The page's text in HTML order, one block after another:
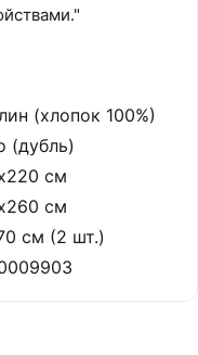
(хлопок 100%)
(дубль)
см
см
см (2 шт.)